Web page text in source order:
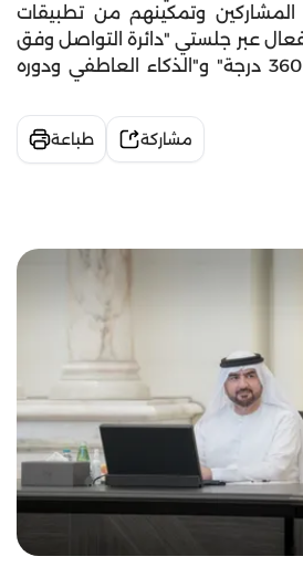
وتمكينهم من تطبيقات
عبر جلستي "دائرة التواصل وفق
مستويات نموذج 360 درجة" و"الذكاء العاطفي ودوره
مشاركة طباعة